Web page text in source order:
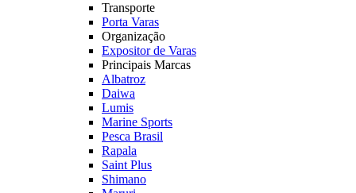
Transporte
Porta Varas
Organização
Expositor de Varas
Principais Marcas
Albatroz
Daiwa
Lumis
Marine Sports
Pesca Brasil
Rapala
Saint Plus
Shimano